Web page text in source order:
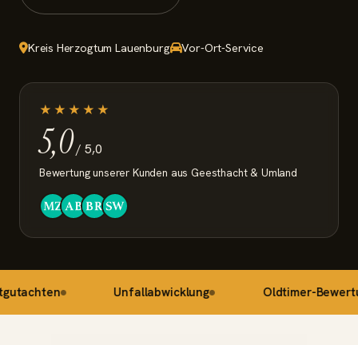
Kreis Herzogtum Lauenburg Vor-Ort-Service
★★★★★
5,0/ 5,0
Bewertung unserer Kunden aus Geesthacht & Umland
Unfallabwicklung Oldtimer-Bewertung